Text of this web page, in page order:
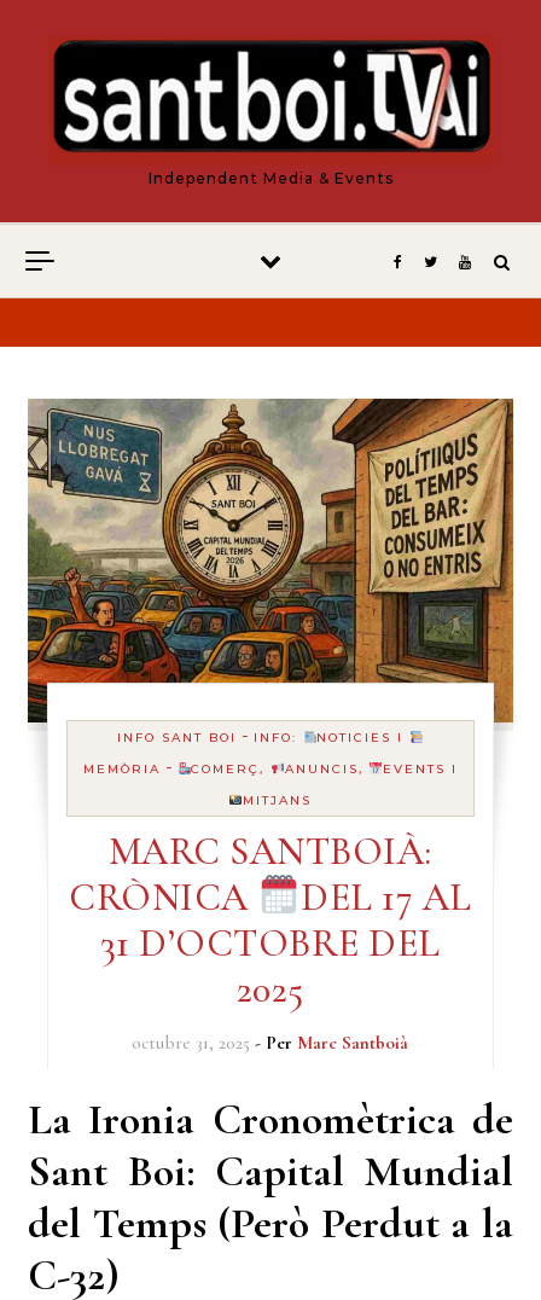
Independent Media & Events
INFO SANT BOI - INFO:
NOTICIES I
MEMÒRIA - COMERÇ, ANUNCIS,
EVENTS I
MITJANS
MARC SANTBOIÀ:
CRÒNICA
DEL 17 AL
31 D’OCTOBRE DEL
2025
octubre 31, 2025 - Per Marc Santboià
La Ironia Cronomètrica de
Sant Boi: Capital Mundial
del Temps (Però Perdut a la
C-32)